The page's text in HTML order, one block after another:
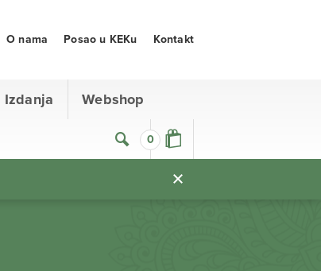
0
Izdanja Webshop
O nama Posao u KEKu Kontakt